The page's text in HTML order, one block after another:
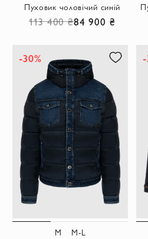
Пуховик чоловічий синій
113 400 ₴84 900 ₴
-30%
M M-L